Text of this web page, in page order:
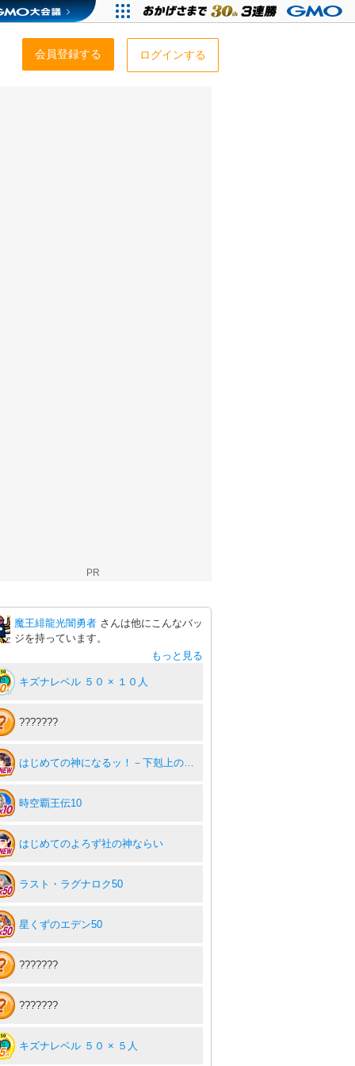
会員登録する ログインする
PR
魔王緋龍光闇勇者 さんは他にこんなバッ
ジを持っています。
もっと見る
キズナレベル ５０ × １０人
???????
はじめての神になるッ！－下剋上の修行伝
時空覇王伝10
はじめてのよろず社の神ならい
ラスト・ラグナロク50
星くずのエデン50
???????
???????
キズナレベル ５０ × ５人